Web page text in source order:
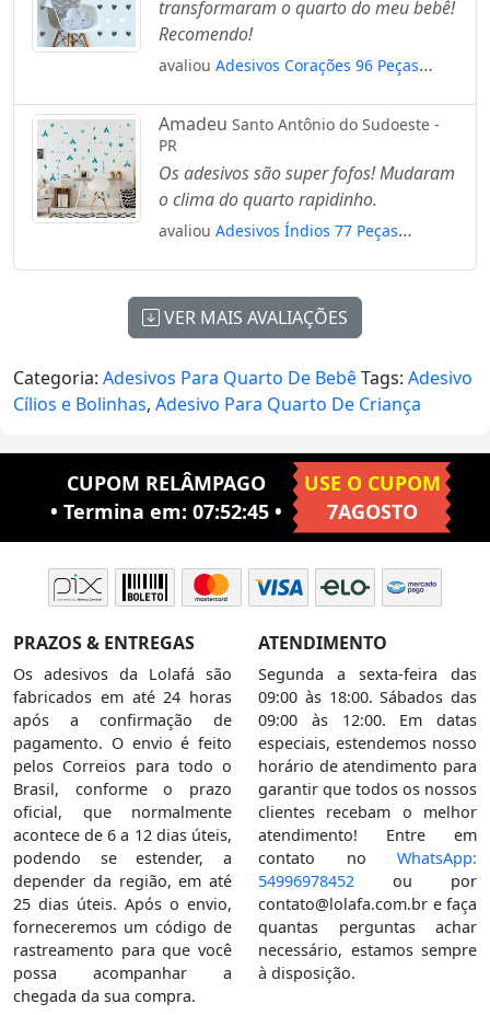
transformaram o quarto do meu bebê!
Recomendo!
avaliou Adesivos Corações 96 Peças
Mod:503
Amadeu Santo Antônio do Sudoeste -
PR
Os adesivos são super fofos! Mudaram
o clima do quarto rapidinho.
avaliou Adesivos Índios 77 Peças
VER MAIS AVALIAÇÕES
Categoria: Adesivos Para Quarto De BebêTags: Adesivo
Cílios e Bolinhas, Adesivo Para Quarto De Criança
CUPOM RELÂMPAGO
• Termina em: 07:52:44•
USE O CUPOM
7AGOSTO
PRAZOS & ENTREGAS
Os adesivos da Lolafá são
fabricados em até 24 horas
após a confirmação de
pagamento. O envio é feito
pelos Correios para todo o
Brasil, conforme o prazo
oficial, que normalmente
acontece de 6 a 12 dias úteis,
podendo se estender, a
depender da região, em até
25 dias úteis. Após o envio,
forneceremos um código de
rastreamento para que você
possa acompanhar a
chegada da sua compra.
ATENDIMENTO
Segunda a sexta-feira das
09:00 às 18:00. Sábados das
09:00 às 12:00. Em datas
especiais, estendemos nosso
horário de atendimento para
garantir que todos os nossos
clientes recebam o melhor
atendimento! Entre em
contato no WhatsApp:
54996978452 ou por
contato@lolafa.com.br e faça
quantas perguntas achar
necessário, estamos sempre
à disposição.